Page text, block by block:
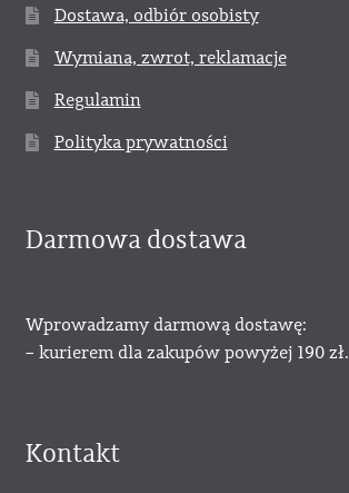
Dostawa, odbiór osobisty
Wymiana, zwrot, reklamacje
Regulamin
Polityka prywatności
Darmowa dostawa
Wprowadzamy darmową dostawę:
– kurierem dla zakupów powyżej 190 zł.
Kontakt